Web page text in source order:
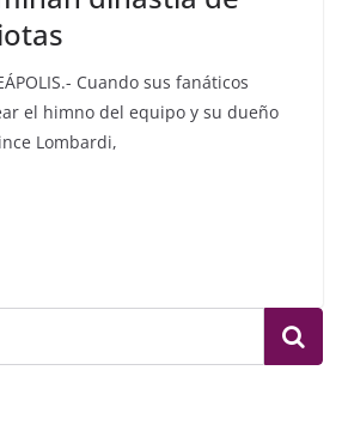
Cuando sus fanáticos
el himno del equipo y su dueño
Lombardi,